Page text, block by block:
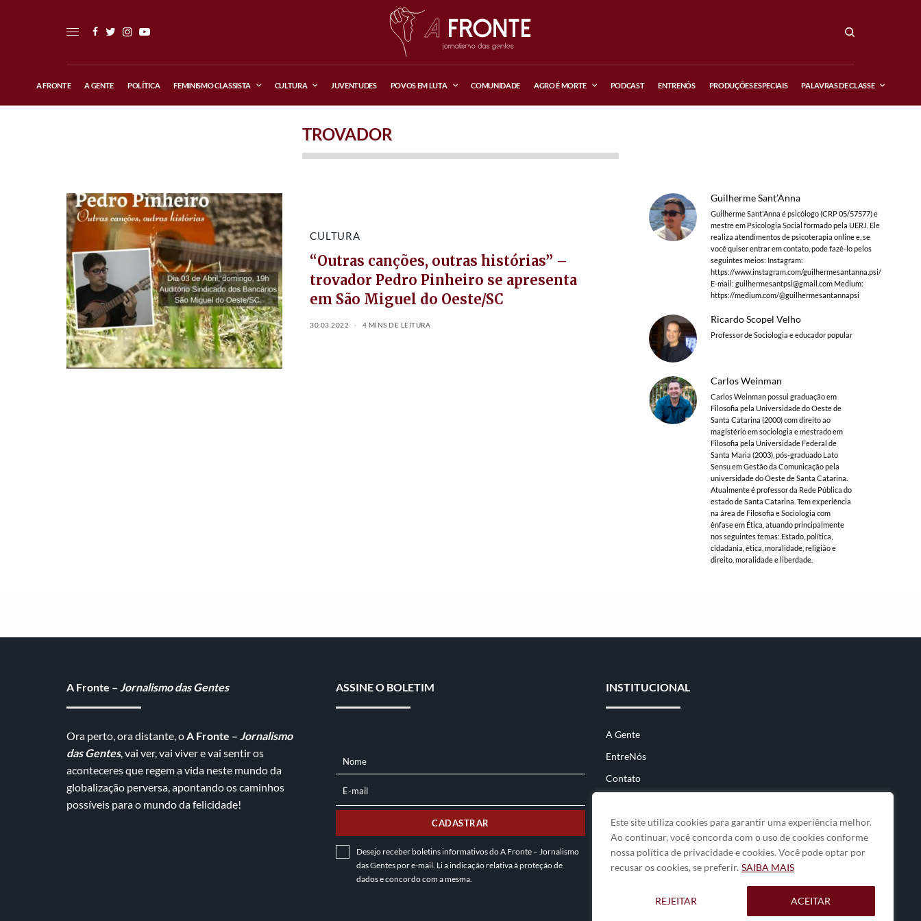
Este site utiliza cookies para garantir uma experiência melhor.
Ao continuar, você concorda com o uso de cookies conforme
nossa política de privacidade e cookies. Você pode optar por
recusar os cookies, se preferir. SAIBA MAIS
REJEITAR ACEITAR
A FRONTE A GENTE POLÍTICA FEMINISMO CLASSISTA CULTURA JUVENTUDES POVOS EM LUTA COMUNIDADE AGRO É MORTE PODCAST ENTRENÓS PRODUÇÕES ESPECIAIS PALAVRAS DE CLASSE
TROVADOR
CULTURA
“Outras canções, outras histórias” –
trovador Pedro Pinheiro se apresenta
em São Miguel do Oeste/SC
30.03.2022 4 MINS DE LEITURA
Guilherme Sant’Anna
Guilherme Sant'Anna é psicólogo (CRP 05/57577) e
mestre em Psicologia Social formado pela UERJ. Ele
realiza atendimentos de psicoterapia online e, se
você quiser entrar em contato, pode fazê-lo pelos
seguintes meios: Instagram:
https://www.instagram.com/guilhermesantanna.psi/
E-mail: guilhermesantpsi@gmail.comMedium:
https://medium.com/@guilhermesantannapsi
Ricardo Scopel Velho
Professor de Sociologia e educador popular
Carlos Weinman
Carlos Weinman possui graduação em
Filosofia pela Universidade do Oeste de
Santa Catarina (2000) com direito ao
magistério em sociologia e mestrado em
Filosofia pela Universidade Federal de
Santa Maria (2003), pós-graduado Lato
Sensu em Gestão da Comunicação pela
universidade do Oeste de Santa Catarina.
Atualmente é professor da Rede Pública do
estado de Santa Catarina. Tem experiência
na área de Filosofia e Sociologia com
ênfase em Ética, atuando principalmente
nos seguintes temas: Estado, política,
cidadania, ética, moralidade, religião e
direito, moralidade e liberdade.
A Fronte –Jornalismo das Gentes
Ora perto, ora distante, oA Fronte –Jornalismo
das Gentes, vai ver, vai viver e vai sentir os
aconteceres que regem a vida neste mundo da
globalização perversa, apontando os caminhos
possíveis para o mundo da felicidade!
ASSINE O BOLETIM
NOME
Nome
MAIL
E-mail
CADASTRAR
Desejo receber boletins informativos do A Fronte – Jornalismo
das Gentes por e-mail. Li a indicação relativa àproteção de
dadose concordo com a mesma.
INSTITUCIONAL
A Gente
EntreNós
Contato